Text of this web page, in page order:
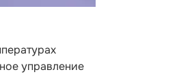
управление